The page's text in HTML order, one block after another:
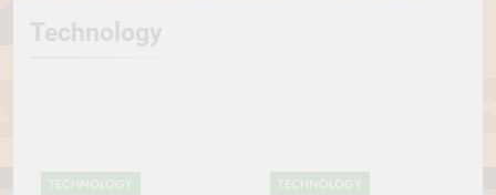
Technology
TECHNOLOGY TECHNOLOGY